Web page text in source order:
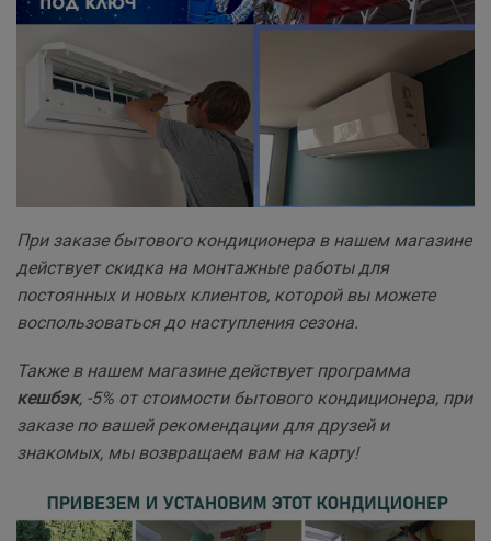
При заказе бытового кондиционера в нашем магазине
действует скидка на монтажные работы для
постоянных и новых клиентов, которой вы можете
воспользоваться до наступления сезона.
Также в нашем магазине действует программа
кешбэк, -5% от стоимости бытового кондиционера, при
заказе по вашей рекомендации для друзей и
знакомых, мы возвращаем вам на карту!